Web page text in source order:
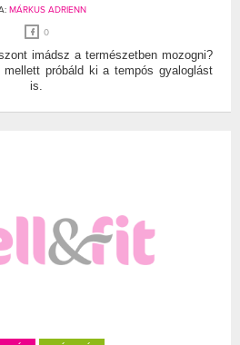
MÁRKUS ADRIENN
0
imádsz a természetben mozogni?
próbáld ki a tempós gyaloglást
is.